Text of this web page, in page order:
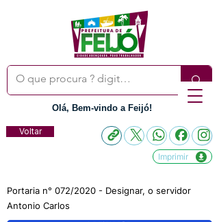
Olá, Bem-vindo a Feijó!
Voltar
Imprimir
Portaria n° 072/2020 - Designar, o servidor
Antonio Carlos